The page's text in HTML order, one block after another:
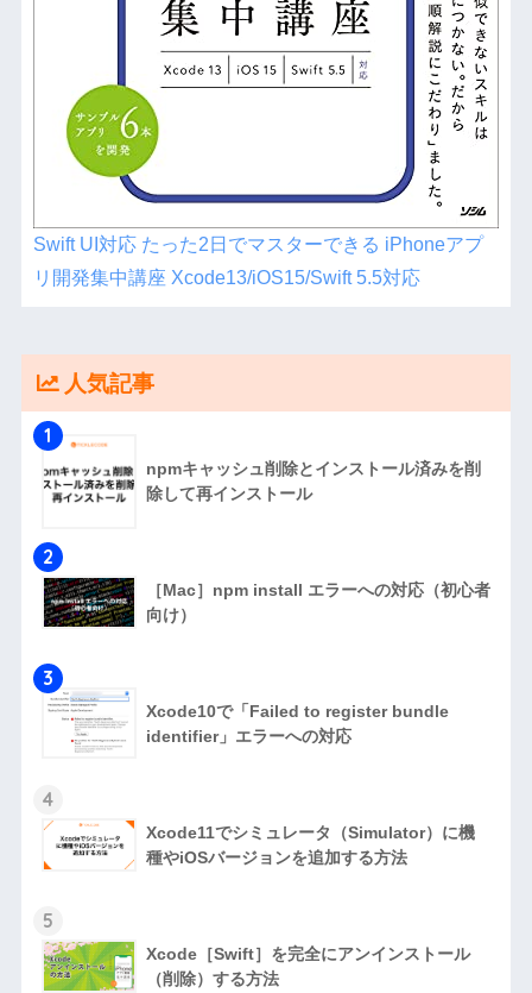
Swift UI対応 たった2日でマスターできる iPhoneアプ
リ開発集中講座 Xcode13/iOS15/Swift 5.5対応
人気記事
1
npmキャッシュ削除とインストール済みを削
除して再インストール
2
［Mac］npm install エラーへの対応（初心者
向け）
3
Xcode10で「Failed to register bundle
identifier」エラーへの対応
4
Xcode11でシミュレータ（Simulator）に機
種やiOSバージョンを追加する方法
5
Xcode［Swift］を完全にアンインストール
（削除）する方法